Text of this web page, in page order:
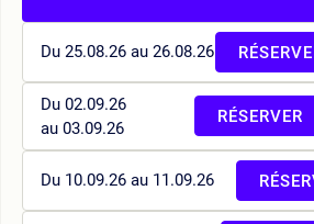
Du 25.08.26 au 26.08.26
Du 02.09.26
au 03.09.26
RÉSERVER
Du 10.09.26 au 11.09.26